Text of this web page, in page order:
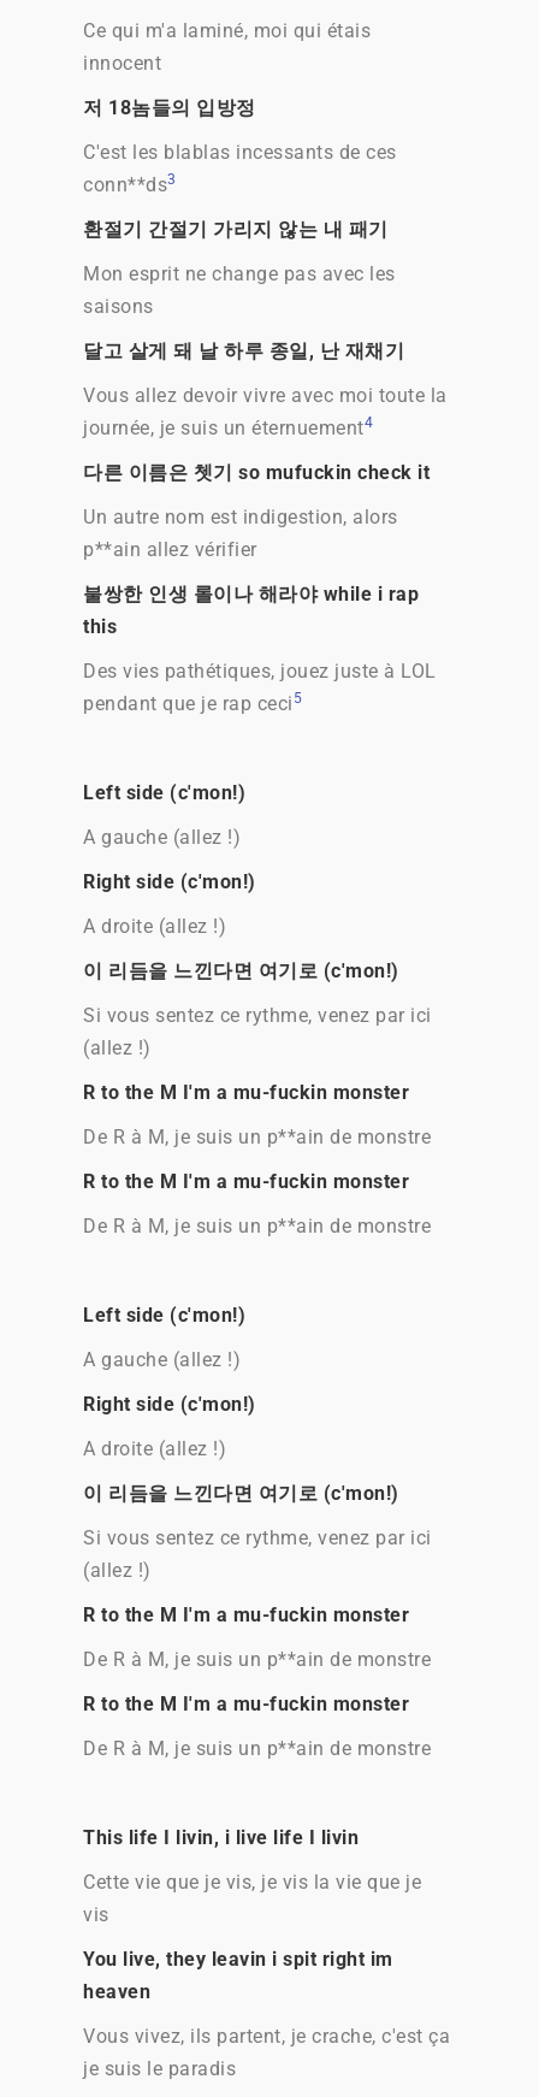
Ce qui m'a laminé, moi qui étais
innocent
저 18놈들의 입방정
C'est les blablas incessants de ces
conn**ds3
환절기 간절기 가리지 않는 내 패기
Mon esprit ne change pas avec les
saisons
달고 살게 돼 날 하루 종일, 난 재채기
Vous allez devoir vivre avec moi toute la
journée, je suis un éternuement4
다른 이름은 쳇기 so mufuckin check it
Un autre nom est indigestion, alors
p**ain allez vérifier
불쌍한 인생 롤이나 해라야 while i rap
this
Des vies pathétiques, jouez juste à LOL
pendant que je rap ceci 5
Left side (c'mon!)
A gauche (allez !)
Right side (c'mon!)
A droite (allez !)
이 리듬을 느낀다면 여기로 (c'mon!)
Si vous sentez ce rythme, venez par ici
(allez !)
R to the M I'm a mu-fuckin monster
De R à M, je suis un p**ain de monstre
R to the M I'm a mu-fuckin monster
De R à M, je suis un p**ain de monstre
Left side (c'mon!)
A gauche (allez !)
Right side (c'mon!)
A droite (allez !)
이 리듬을 느낀다면 여기로 (c'mon!)
Si vous sentez ce rythme, venez par ici
(allez !)
R to the M I'm a mu-fuckin monster
De R à M, je suis un p**ain de monstre
R to the M I'm a mu-fuckin monster
De R à M, je suis un p**ain de monstre
This life I livin, i live life I livin
Cette vie que je vis, je vis la vie que je
vis
You live, they leavin i spit right im
heaven
Vous vivez, ils partent, je crache, c'est ça
je suis le paradis